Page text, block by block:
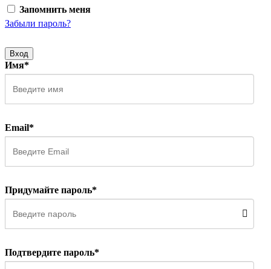
Запомнить меня
Забыли пароль?
Вход
Имя*
Email*
Придумайте пароль*
Подтвердите пароль*